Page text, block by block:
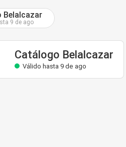
Belalcazar
9 de ago
Catálogo Belalcazar
Válido hasta 9 de ago